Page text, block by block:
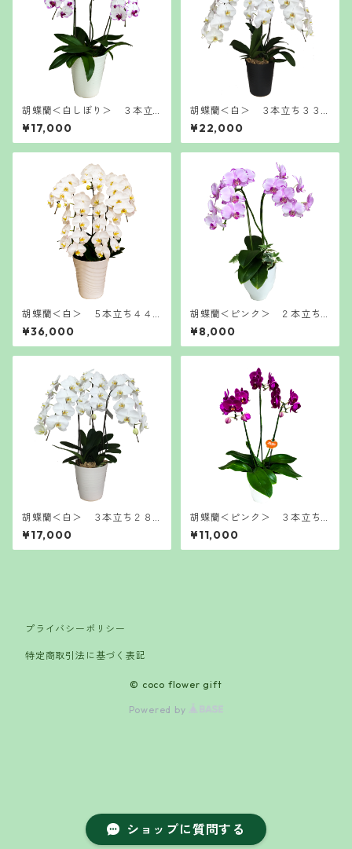
ショップに質問する
胡蝶蘭＜白しぼり＞ ３本立
ち２７輪 大輪
¥17,000
胡蝶蘭＜白＞ ３本立ち３３
輪
¥22,000
胡蝶蘭＜白＞ ５本立ち４４
輪
¥36,000
胡蝶蘭＜ピンク＞ ２本立ち
１４輪 ミディ
¥8,000
胡蝶蘭＜白＞ ３本立ち２８
輪 大輪
¥17,000
胡蝶蘭＜ピンク＞ ３本立ち
１６輪 ミディ
¥11,000
プライバシーポリシー
特定商取引法に基づく表記
© coco flower gift
Powered by